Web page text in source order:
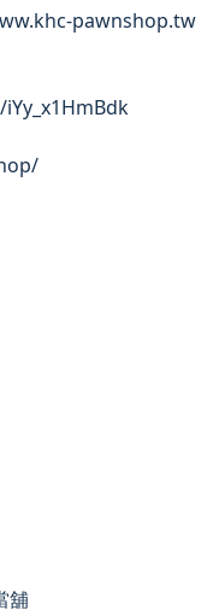
pawnshop.tw
舖